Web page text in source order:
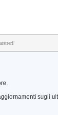
sugli